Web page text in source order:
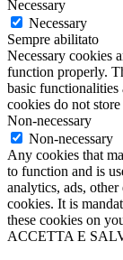
Necessary
Necessary
Sempre abilitato
Necessary cookies
function properly.
basic functionalities
cookies do not
Non-necessary
Non-necessary
Any cookies that
to function and is
analytics, ads, other
cookies. It is
these cookies on
ACCETTA E